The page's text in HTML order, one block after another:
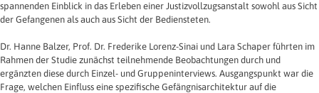
Impulse
Presse & Stellungnahmen
Freie Straffälligenhilfe
Gesundheit
Frauen
Wohnen
spannenden Einblick in das Erleben einer Justizvollzugsanstalt sowohl aus Sicht
der Gefangenen als auch aus Sicht der Bediensteten.
Dr. Hanne Balzer, Prof. Dr. Frederike Lorenz-Sinai und Lara Schaper führten im
Rahmen der Studie zunächst teilnehmende Beobachtungen durch und
ergänzten diese durch Einzel- und Gruppeninterviews. Ausgangspunkt war die
Frage, welchen Einfluss eine spezifische Gefängnisarchitektur auf die